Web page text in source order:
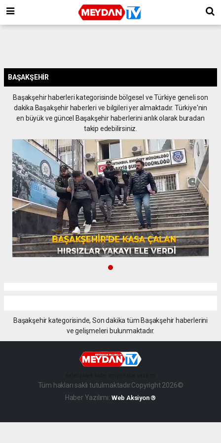
BAŞAKŞEHIR
Başakşehir haberleri kategorisinde bölgesel ve Türkiye geneli son
dakika Başakşehir haberleri ve bilgileri yer almaktadır. Türkiye'nin
en büyük ve güncel Başakşehir haberlerini anlık olarak buradan
takip edebilirsiniz.
Başakşehir kategorisinde, Son dakika tüm Başakşehir haberlerini
ve gelişmeleri bulunmaktadır.
Tüm hakları saklı tutulmaktadır.Copyright 2026©
Haber Yazılımı: Web Aksiyon ®